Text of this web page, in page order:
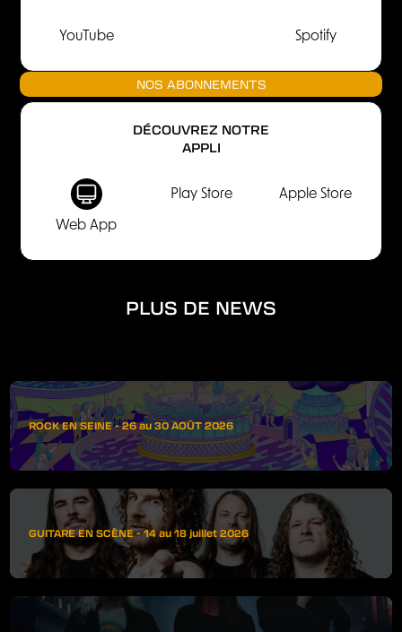
YouTube Spotify
NOS ABONNEMENTS
DÉCOUVREZ NOTRE
APPLI
Web App
Play Store Apple Store
PLUS DE NEWS
ROCK EN SEINE - 26 au 30 AOÛT 2026
GUITARE EN SCÈNE - 14 au 18 juillet 2026